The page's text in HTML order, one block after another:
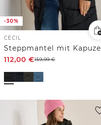
-30%
CECIL
Steppmantel mit Kapuze
112,00 €159,99€